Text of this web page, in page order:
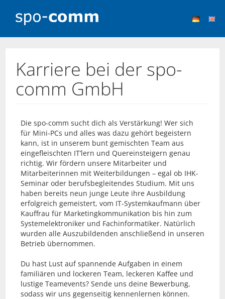
Karriere bei der spo-
comm GmbH
Die spo-comm sucht dich als Verstärkung! Wer sich
für Mini-PCs und alles was dazu gehört begeistern
kann, ist in unserem bunt gemischten Team aus
eingefleischten IT’lern und Quereinsteigern genau
richtig. Wir fördern unsere Mitarbeiter und
Mitarbeiterinnen mit Weiterbildungen – egal ob IHK-
Seminar oder berufsbegleitendes Studium. Mit uns
haben bereits neun junge Leute ihre Ausbildung
erfolgreich gemeistert, vom IT-Systemkaufmann über
Kauffrau für Marketingkommunikation bis hin zum
Systemelektroniker und Fachinformatiker. Natürlich
wurden alle Auszubildenden anschließend in unseren
Betrieb übernommen.
Du hast Lust auf spannende Aufgaben in einem
familiären und lockeren Team, leckeren Kaffee und
lustige Teamevents? Sende uns deine Bewerbung,
sodass wir uns gegenseitig kennenlernen können.